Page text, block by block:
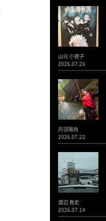
山元 小夜子
2026.07.26
丹羽陽向
2026.07.22
渡辺 貴史
2026.07.14